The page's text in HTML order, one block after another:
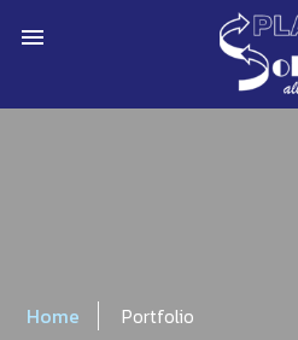
menu
Home Portfolio